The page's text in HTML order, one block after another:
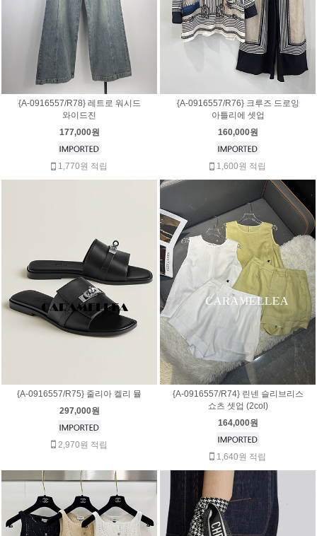
{A-0916557/R78} 레트로 워시드
와이드진
177,000원
1,770원 적립
{A-0916557/R76} 크루즈 드로잉
아틀리에 셋업
160,000원
1,600원 적립
{A-0916557/R75} 줄리아 켈리 뮬
297,000원
2,970원 적립
{A-0916557/R74} 린넨 슬리브리스
쇼츠 셋업 (2col)
164,000원
1,640원 적립